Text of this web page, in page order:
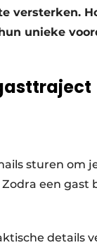
versterken.
unieke
sturen om
een gast
details